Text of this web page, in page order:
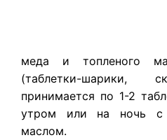
меда и топленого
(таблетки-шарики,
принимается по 1-2
утром или на ночь
маслом.